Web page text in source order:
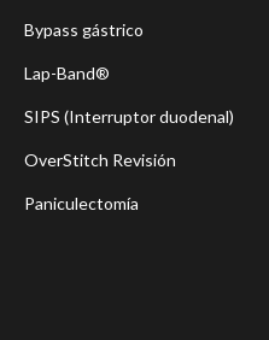
Bypass gástrico
Lap-Band®
SIPS (Interruptor duodenal)
OverStitch Revisión
Paniculectomía